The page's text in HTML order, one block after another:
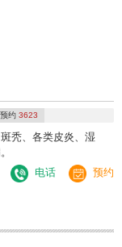
预约 3623
秃、各类皮炎、湿
电话 预约